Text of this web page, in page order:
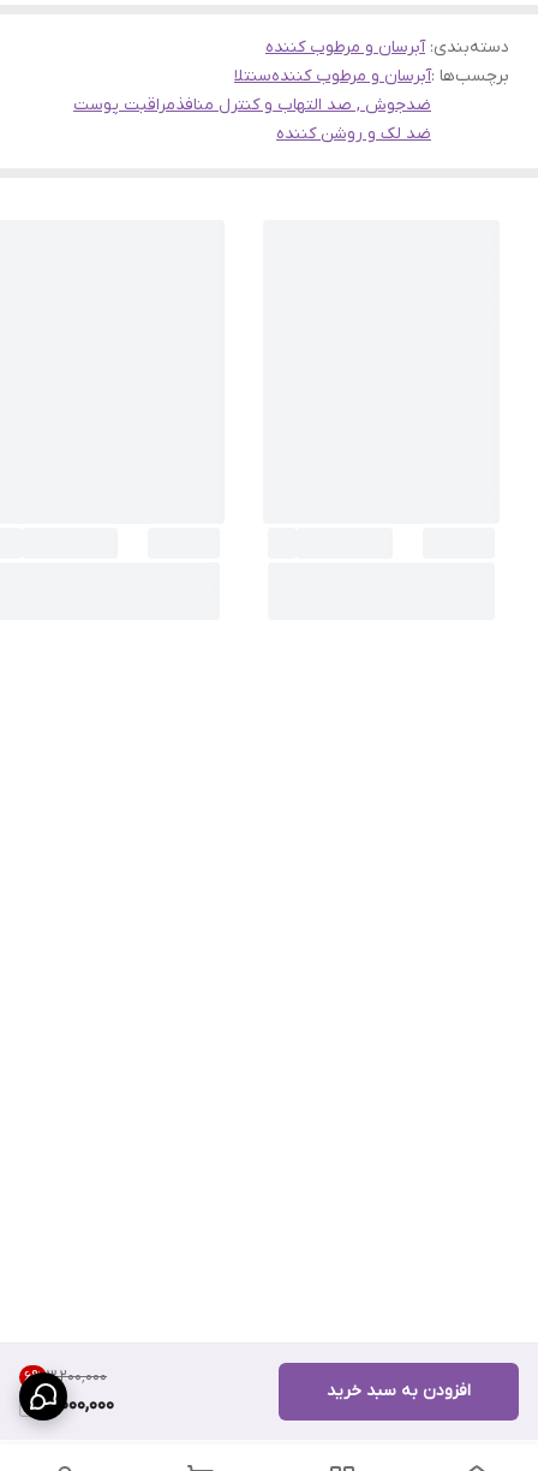
۳٬۲۰۰٬۰۰۰ 6%
3,000,000
افزودن به سبد خرید
دسته‌بندی:آبرسان و مرطوب کننده
برچسب‌ها :آبرسان و مرطوب کنندهسنتلا
ضدجوش , صد التهاب و کنترل منافذمراقبت پوست
ضد لک و روشن کننده